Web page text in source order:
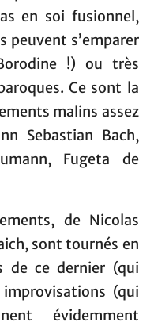
en soi fusionnel,
peuvent s’emparer
!) ou très
Ce sont la
malins assez
Sebastian Bach,
Fugeta de
de Nicolas
sont tournés en
de ce dernier (qui
(qui
évidemment